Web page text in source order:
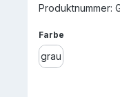
Produktnummer:
Farbe
grau